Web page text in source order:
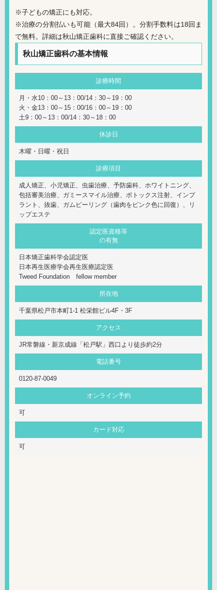
※子どもの矯正にも対応。
※治療の分割払いも可能（最大84回）。分割手数料は18回ま
で無料。詳細は秋山矯正歯科に直接ご確認ください。
秋山矯正歯科の基本情報
診療時間
月・水10：00～13：00/14：30～19：00
火・金13：00～15：00/16：00～19：00
土9：00～13：00/14：30～18：00
休診日
木曜・日曜・祝日
診療項目
成人矯正、小児矯正、虫歯治療、予防歯科、ホワイトニング、
包括審美治療、ガミースマイル治療、ボトックス注射、インプ
ラント、抜歯、ガムピーリング（歯肉をピンク色に回復）、リ
ップエステ
認定医資格等
の有無
日本矯正歯科学会認定医
日本再生医療学会再生医療認定医
Tweed Foundation fellow member
所在地
千葉県松戸市本町1-1 松栄館ビル4F・3F
アクセス
JR常磐線・新京成線「松戸駅」西口より徒歩約2分
電話番号
0120-87-0049
オンライン予約
可
カード対応
可